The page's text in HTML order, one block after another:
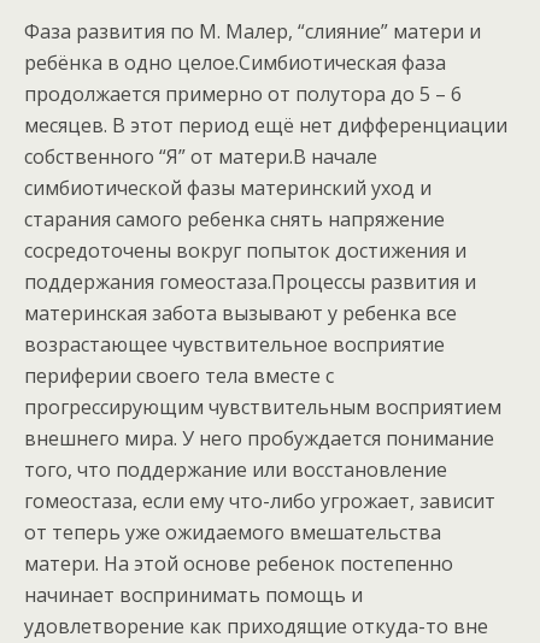
Фаза развития по М. Малер, “слияние” матери и
ребёнка в одно целое.Симбиотическая фаза
продолжается примерно от полутора до 5 – 6
месяцев. В этот период ещё нет дифференциации
собственного “Я” от матери.В начале
симбиотической фазы материнский уход и
старания самого ребенка снять напряжение
сосредоточены вокруг попыток достижения и
поддержания гомеостаза.Процессы развития и
материнская забота вызывают у ребенка все
возрастающее чувствительное восприятие
периферии своего тела вместе с
прогрессирующим чувствительным восприятием
внешнего мира. У него пробуждается понимание
того, что поддержание или восстановление
гомеостаза, если ему что-либо угрожает, зависит
от теперь уже ожидаемого вмешательства
матери. На этой основе ребенок постепенно
начинает воспринимать помощь и
удовлетворение как приходящие откуда-то вне